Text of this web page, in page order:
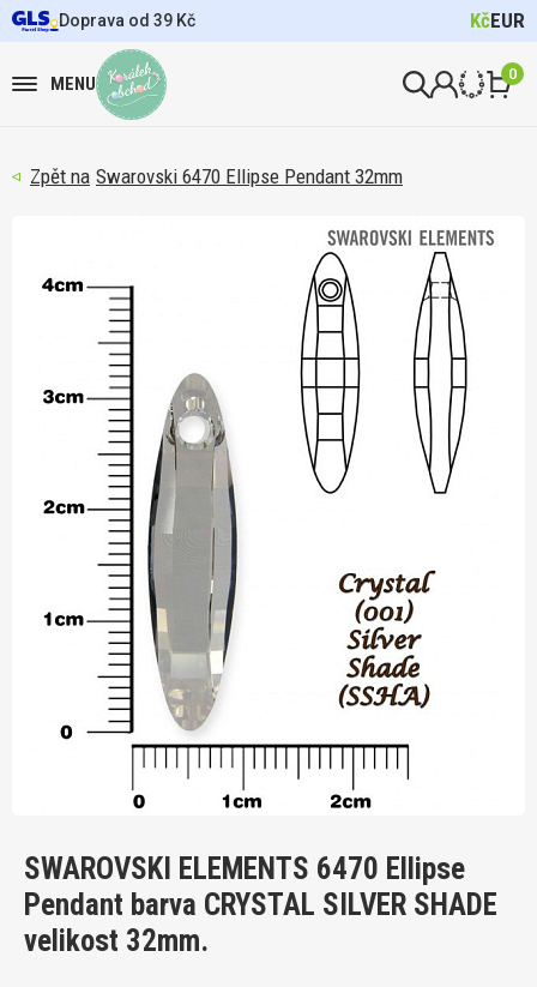
Doprava od 39 Kč KčEUR
MENU 0
Swarovski 6470 Ellipse Pendant 32mm
SWAROVSKI ELEMENTS 6470 Ellipse
Pendant barva CRYSTAL SILVER SHADE
velikost 32mm.